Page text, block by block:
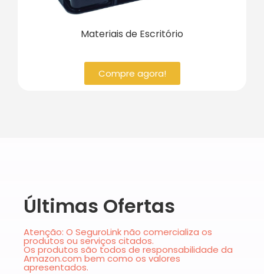
Materiais de Escritório
Compre agora!
Últimas Ofertas
Atenção: O SeguroLink não comercializa os
produtos ou serviços citados.
Os produtos são todos de responsabilidade da
Amazon.com bem como os valores
apresentados.